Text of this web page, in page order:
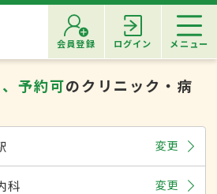
会員登録 ログイン メニュー
予約可のクリニック・病
変更
科 変更